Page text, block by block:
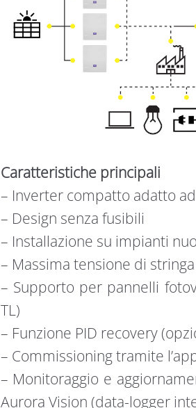
Caratteristiche principali
– Inverter compatto adatto
– Design senza fusibili
– Installazione su impianti
– Massima tensione di
– Supporto per pannelli
TL)
– Funzione PID recovery
– Commissioning tramite
– Monitoraggio e
Aurora Vision (data-logger